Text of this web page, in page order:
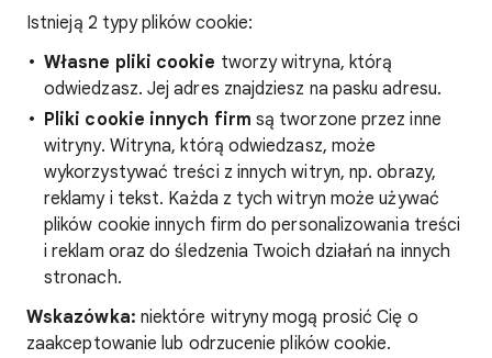
Istnieją 2 typy plików cookie:
Własne pliki cookie tworzy witryna, którą
odwiedzasz. Jej adres znajdziesz na pasku adresu.
Pliki cookie innych firm są tworzone przez inne
witryny. Witryna, którą odwiedzasz, może
wykorzystywać treści z innych witryn, np. obrazy,
reklamy i tekst. Każda z tych witryn może używać
plików cookie innych firm do personalizowania treści
i reklam oraz do śledzenia Twoich działań na innych
stronach.
Wskazówka: niektóre witryny mogą prosić Cię o
zaakceptowanie lub odrzucenie plików cookie.